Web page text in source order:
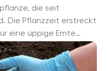
die seit
Die Pflanzzeit erstreckt
eine üppige Ernte
...